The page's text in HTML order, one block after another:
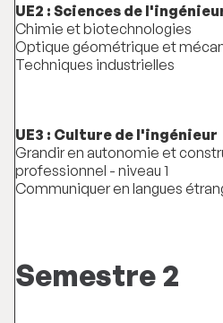
UE2 : Sciences de
Chimie et biotechnologies
Optique géométrique et
Techniques industrielles
UE3 : Culture de l'ingénieur
Grandir en autonomie et
professionnel - niveau 1
Communiquer en langues
Semestre 2